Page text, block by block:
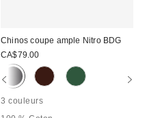
Chinos coupe ample Nitro BDG
CA$79.00
3 couleurs